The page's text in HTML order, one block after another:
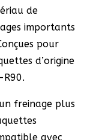
de
importants
pour
d’origine
R90.
freinage plus
avec